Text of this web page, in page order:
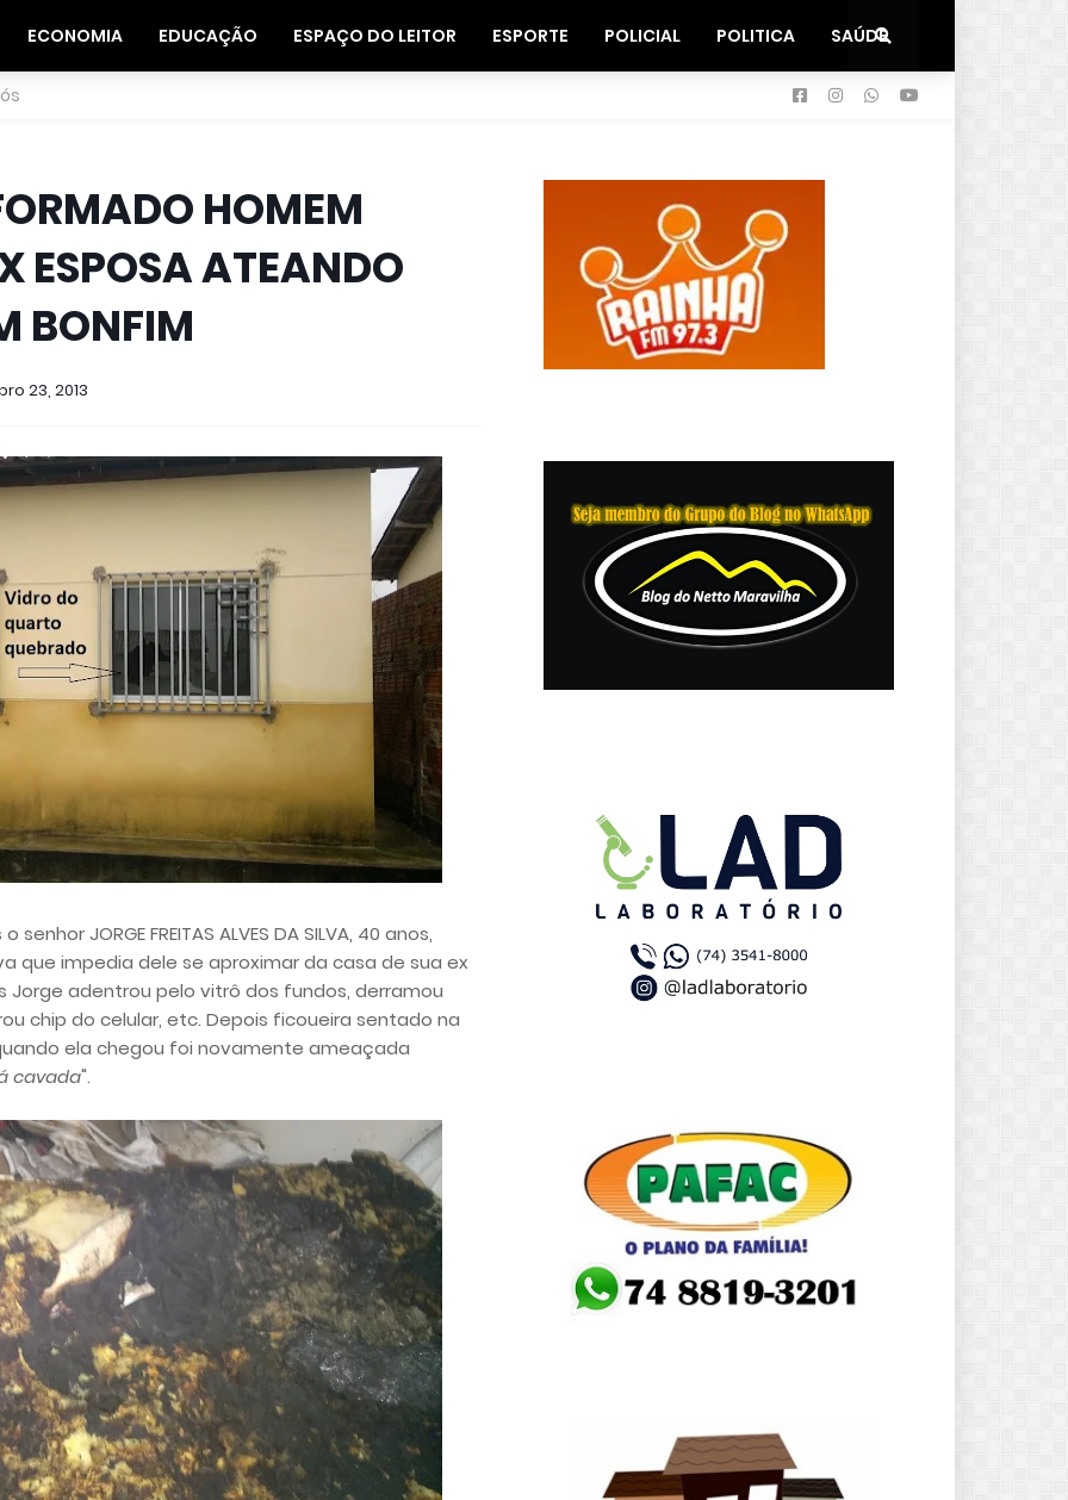
ECONOMIA EDUCAÇÃO ESPAÇO DO LEITOR ESPORTE POLICIAL POLITICA SAÚDE
HOMEM
ESPOSA ATEANDO
BONFIM
23, 2013
JORGE FREITAS ALVES DA SILVA, 40 anos,
que impedia dele se aproximar da casa de sua ex
Jorge adentrou pelo vitrô dos fundos, derramou
chip do celular, etc. Depois ficoueira sentado na
ela chegou foi novamente ameaçada
cavada".